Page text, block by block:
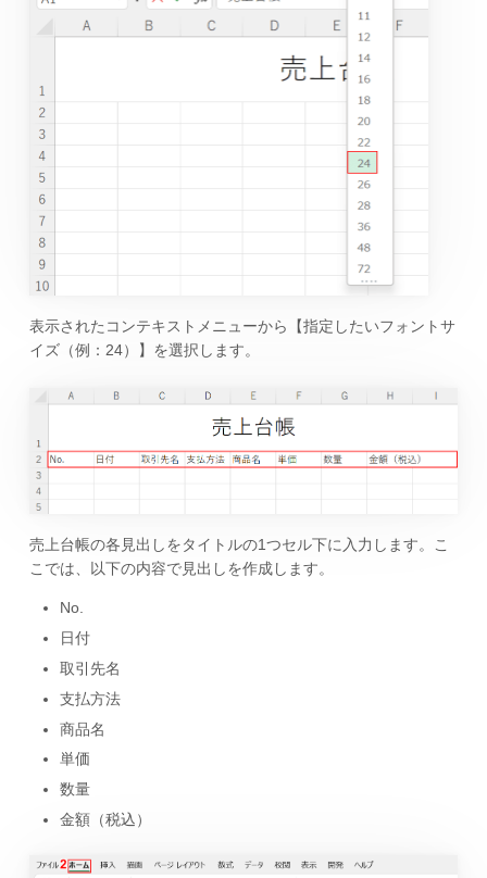
表示されたコンテキストメニューから【指定したいフォントサ
イズ（例：24）】を選択します。
売上台帳の各見出しをタイトルの1つセル下に入力します。こ
こでは、以下の内容で見出しを作成します。
No.
日付
取引先名
支払方法
商品名
単価
数量
金額（税込）